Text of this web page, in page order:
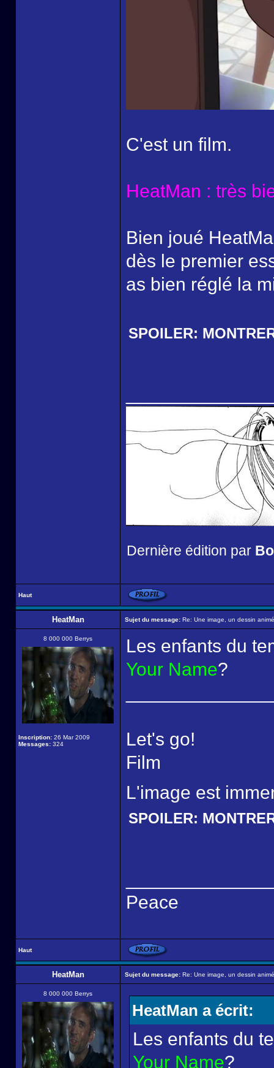
C'est un film.
HeatMan : très
Bien joué
dès le premier
as bien réglé la
SPOILER:
Dernière édition par
Haut
HeatMan Sujet du message: Re: Une image, un dessin
8 000 000 Berrys
Inscription: 26 Mar 2009
Messages: 324
Les enfants du
Your Name?
Let's go!
Film
L'image est
SPOILER:
Peace
Haut
HeatMan Sujet du message: Re: Une image, un dessin
8 000 000 Berrys
HeatMan a écrit:
Les enfants du
Your Name?